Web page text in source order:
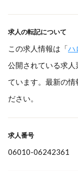
求人の転記について
この求人情報は「ハ
公開されている求
ています。最新の情
ださい。
求人番号
06010-06242361